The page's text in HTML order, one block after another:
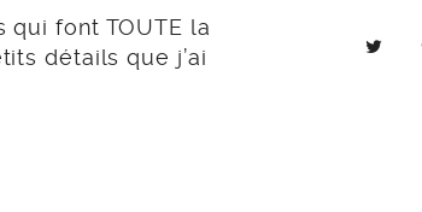
font TOUTE la
détails que j’ai